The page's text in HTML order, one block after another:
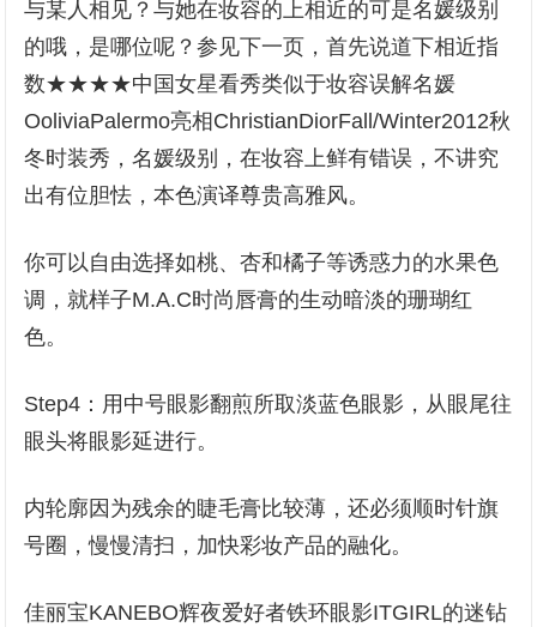
与某人相见？与她在妆容的上相近的可是名媛级别
的哦，是哪位呢？参见下一页，首先说道下相近指
数★★★★中国女星看秀类似于妆容误解名媛
OoliviaPalermo亮相ChristianDiorFall/Winter2012秋
冬时装秀，名媛级别，在妆容上鲜有错误，不讲究
出有位胆怯，本色演译尊贵高雅风。
你可以自由选择如桃、杏和橘子等诱惑力的水果色
调，就样子M.A.C时尚唇膏的生动暗淡的珊瑚红
色。
Step4：用中号眼影翻煎所取淡蓝色眼影，从眼尾往
眼头将眼影延进行。
内轮廓因为残余的睫毛膏比较薄，还必须顺时针旗
号圈，慢慢清扫，加快彩妆产品的融化。
佳丽宝KANEBO辉夜爱好者铁环眼影ITGIRL的迷钻